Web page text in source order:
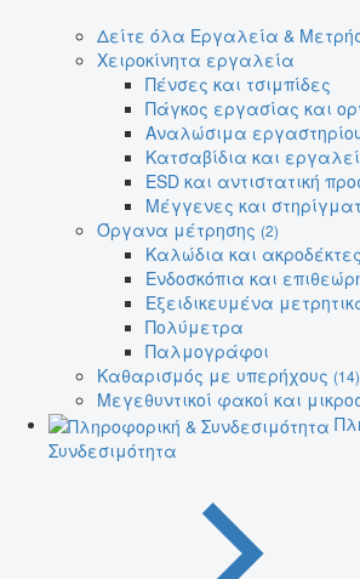
Δείτε όλα Εργαλεία &
Χειροκίνητα εργαλεία
Πένσες και τσιμπίδες
Πάγκος εργασίας και
Αναλώσιμα
Κατσαβίδια και
ESD και αντιστατική
Μέγγενες και
Όργανα μέτρησης (2)
Καλώδια και
Ενδοσκόπια και
Εξειδικευμένα
Πολύμετρα
Παλμογράφοι
Καθαρισμός με υπερήχους (14)
Μεγεθυντικοί φακοί και
Συνδεσιμότητα